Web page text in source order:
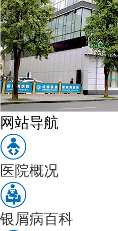
网站导航
医院概况
银屑病百科